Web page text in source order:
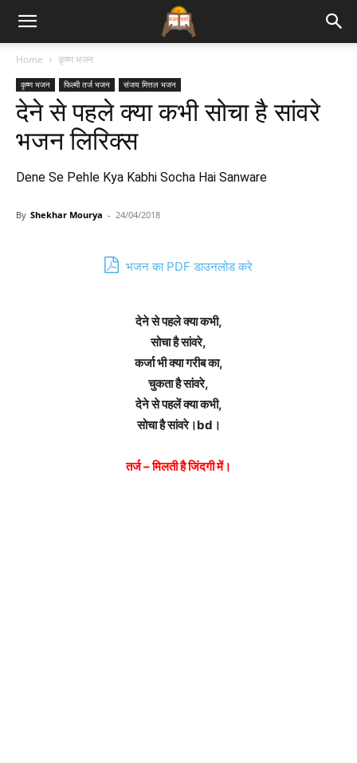
Bhajan
Lyrics
Home कृष्ण भजन
कृष्ण भजन फिल्मी तर्ज भजन संजय मित्तल भजन
देने से पहले क्या कभी सोचा है सांवरे
भजन लिरिक्स
Dene Se Pehle Kya Kabhi Socha Hai Sanware
By Shekhar Mourya - 24/04/2018
भजन का PDF डाउनलोड करे
देने से पहले क्या कभी,
सोचा है सांवरे,
कर्जा भी क्या गरीब का,
चुकता है सांवरे,
देने से पहलें क्या कभी,
सोचा है सांवरे।bd।
तर्ज – मिलती है जिंदगी में।